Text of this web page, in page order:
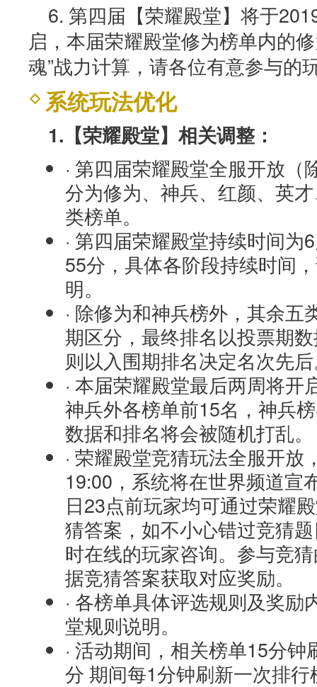
6. 第四届【荣耀殿堂】将于
启，本届荣耀殿堂修为榜单内的
魂”战力计算，请各位有意参与的
系统玩法优化
1.【荣耀殿堂】相关调整：
· 第四届荣耀殿堂全服开放
分为修为、神兵、红颜、英
类榜单。
· 第四届荣耀殿堂持续时间
55分，具体各阶段持续时间
明。
· 除修为和神兵榜外，其余
期区分，最终排名以投票期
则以入围期排名决定名次先
· 本届荣耀殿堂最后两周将
神兵外各榜单前15名，神兵
数据和排名将会被随机打乱。
· 荣耀殿堂竞猜玩法全服开
19:00，系统将在世界频道宣
日23点前玩家均可通过荣耀
猜答案，如不小心错过竞猜
时在线的玩家咨询。参与竞
据竞猜答案获取对应奖励。
· 各榜单具体评选规则及奖
堂规则说明。
· 活动期间，相关榜单15分
分 期间每1分钟刷新一次排